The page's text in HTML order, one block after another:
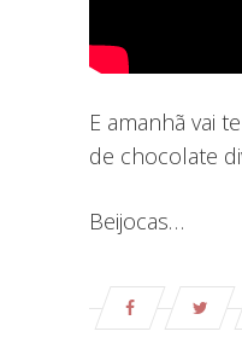
E amanhã vai
de chocolate
Beijocas…